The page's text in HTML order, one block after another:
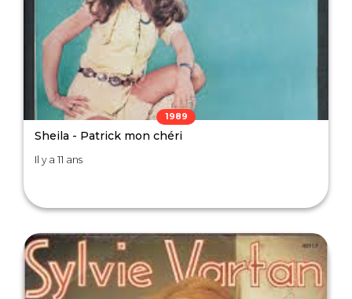
1989
Sheila - Patrick mon chéri
Il y a 11 ans